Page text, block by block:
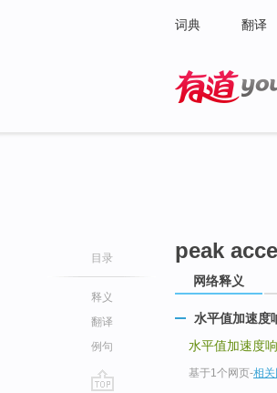
词典 翻译
目录
释义
翻译
例句
peak
网络释义
水平值加速度
水平值加速度
基于1个网页-相